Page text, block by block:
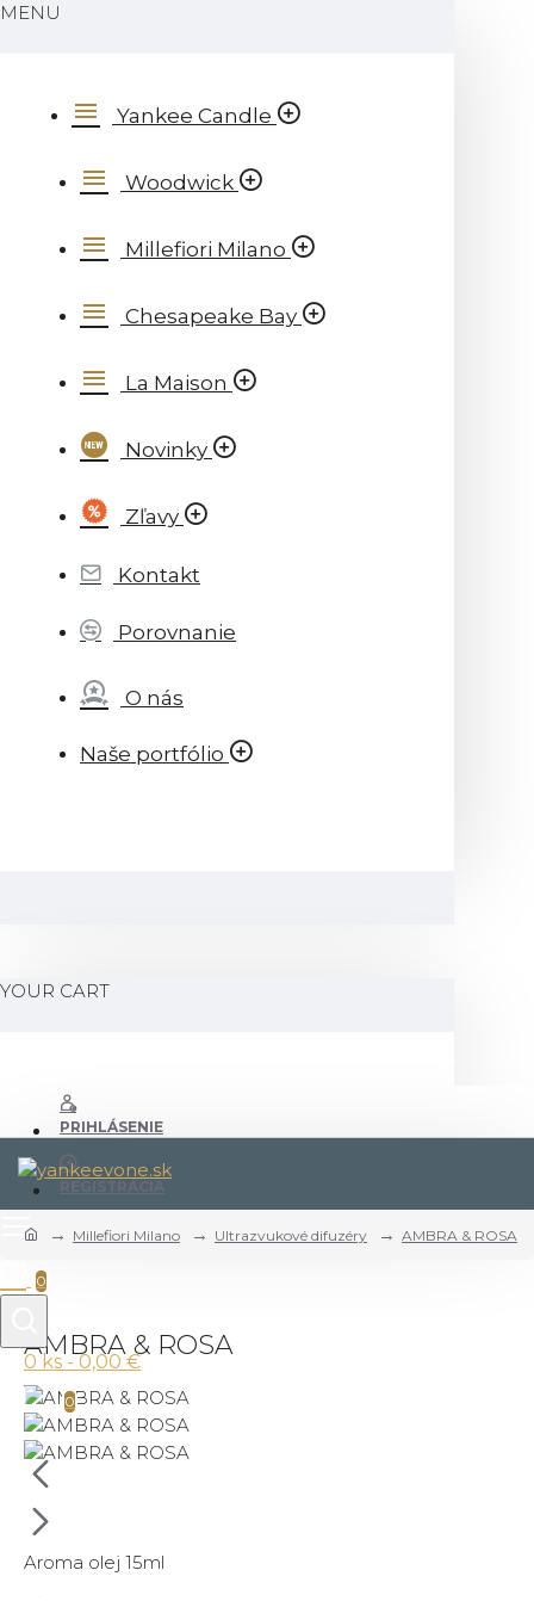
MENU
Yankee Candle
Woodwick
Millefiori Milano
Chesapeake Bay
La Maison
Novinky
Zľavy
Kontakt
Porovnanie
O nás
Naše portfólio
YOUR CART
PRIHLÁSENIE
REGISTRÁCIA
0
0 ks - 0,00 €
0
Millefiori Milano Ultrazvukové difuzéry AMBRA & ROSA
AMBRA & ROSA
Aroma olej 15ml